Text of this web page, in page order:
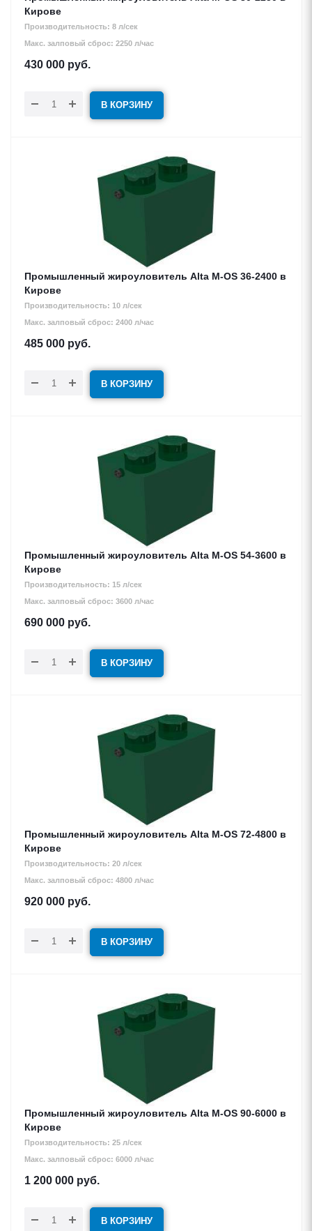
Кирове
Производительность: 8 л/сек
Макс. залповый сброс: 2250 л/час
430 000 руб.
В КОРЗИНУ
Промышленный жироуловитель Alta М-OS 36-2400 в
Кирове
Производительность: 10 л/сек
Макс. залповый сброс: 2400 л/час
485 000 руб.
В КОРЗИНУ
Промышленный жироуловитель Alta М-OS 54-3600 в
Кирове
Производительность: 15 л/сек
Макс. залповый сброс: 3600 л/час
690 000 руб.
В КОРЗИНУ
Промышленный жироуловитель Alta М-OS 72-4800 в
Кирове
Производительность: 20 л/сек
Макс. залповый сброс: 4800 л/час
920 000 руб.
В КОРЗИНУ
Промышленный жироуловитель Alta М-OS 90-6000 в
Кирове
Производительность: 25 л/сек
Макс. залповый сброс: 6000 л/час
1 200 000 руб.
В КОРЗИНУ